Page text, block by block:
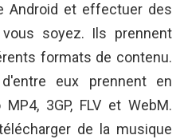
Android et effectuer des
soyez. Ils prennent
formats de contenu.
eux prennent en
3GP, FLV et WebM.
de la musique